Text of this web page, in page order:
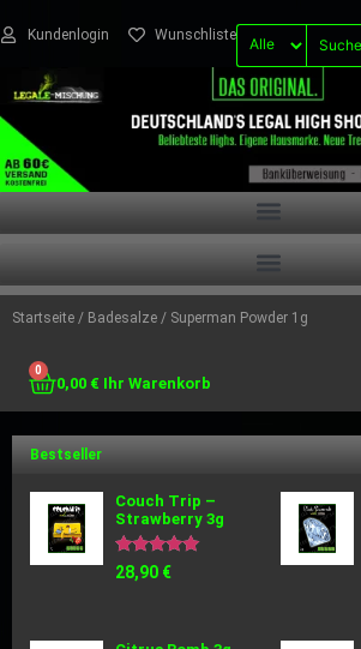
Kundenlogin Wunschliste
Startseite / Badesalze / Superman Powder 1g
0,00 €
0
Bestseller
Couch Trip –
Strawberry 3g
Bewertet
mit
28,90 €